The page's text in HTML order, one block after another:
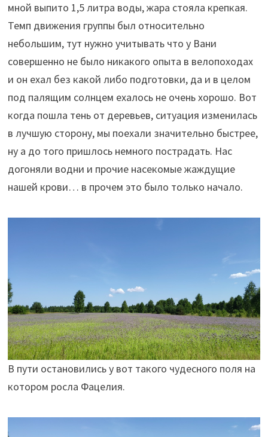
мной выпито 1,5 литра воды, жара стояла крепкая.
Темп движения группы был относительно
небольшим, тут нужно учитывать что у Вани
совершенно не было никакого опыта в велопоходах
и он ехал без какой либо подготовки, да и в целом
под палящим солнцем ехалось не очень хорошо. Вот
когда пошла тень от деревьев, ситуация изменилась
в лучшую сторону, мы поехали значительно быстрее,
ну а до того пришлось немного пострадать. Нас
догоняли водни и прочие насекомые жаждущие
нашей крови… в прочем это было только начало.
В пути остановились у вот такого чудесного поля на
котором росла Фацелия.